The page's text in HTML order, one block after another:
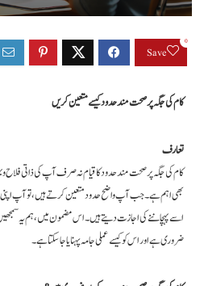
Save
0
کام کی جگہ پر صحت مند حدود کیسے متعین کریں
تعارف
کام کی جگہ پر صحت مند حدود کا قیام نہ صرف آپ کی ذاتی فلاح و
بھی اہم ہے۔ جب آپ واضح حدود متعین کرتے ہیں، تو آپ اپنی
اسے پہچاننے کی اجازت دیتے ہیں۔ اس مضمون میں، ہم یہ
ضروری ہے اور اس کو کیسے عملی جامہ پہنایا جا سکتا ہے۔